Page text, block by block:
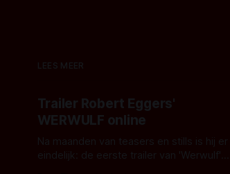
LEES MEER
Trailer Robert Eggers'
WERWULF online
Na maanden van teasers en stills is hij er
eindelijk: de eerste trailer van 'Werwulf'.